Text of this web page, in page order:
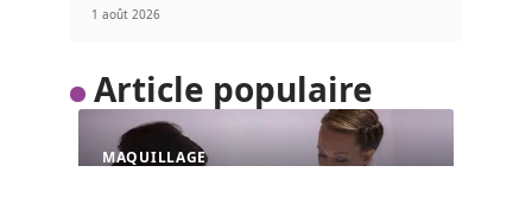
1 août 2026
Article populaire
MAQUILLAGE